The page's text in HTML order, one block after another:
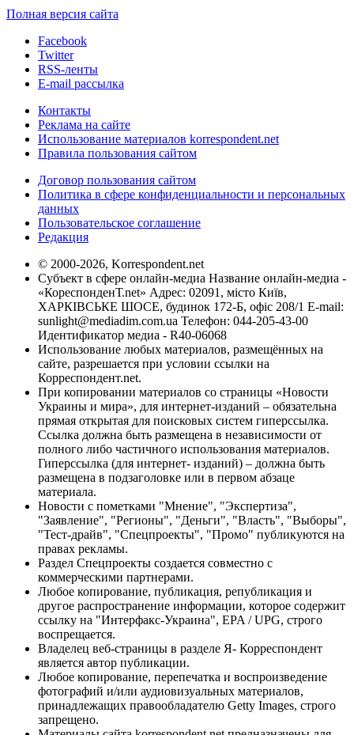
Полная версия сайта
Facebook
Twitter
RSS-ленты
E-mail рассылка
Контакты
Реклама на сайте
Использование материалов korrespondent.net
Правила пользования сайтом
Договор пользования сайтом
Политика в сфере конфиденциальности и персональных
данных
Пользовательское соглашение
Редакция
© 2000-2026, Korrespondent.net
Субъект в сфере онлайн-медиа Название онлайн-медиа -
«КореспонденТ.net» Адрес: 02091, місто Київ,
ХАРКІВСЬКЕ ШОСЕ, будинок 172-Б, офіс 208/1 E-mail:
sunlight@mediadim.com.ua Телефон: 044-205-43-00
Идентификатор медиа - R40-06068
Использование любых материалов, размещённых на
сайте, разрешается при условии ссылки на
Корреспондент.net.
При копировании материалов со страницы «Новости
Украины и мира», для интернет-изданий – обязательна
прямая открытая для поисковых систем гиперссылка.
Ссылка должна быть размещена в независимости от
полного либо частичного использования материалов.
Гиперссылка (для интернет- изданий) – должна быть
размещена в подзаголовке или в первом абзаце
материала.
Новости с пометками "Мнение", "Экспертиза",
"Заявление", "Регионы", "Деньги", "Власть", "Выборы",
"Тест-драйв", "Спецпроекты", "Промо" публикуются на
правах рекламы.
Раздел Спецпроекты создается совместно с
коммерческими партнерами.
Любое копирование, публикация, републикация и
другое распространение информации, которое содержит
ссылку на "Интерфакс-Украина", EPA / UPG, строго
воспрещается.
Владелец веб-страницы в разделе Я- Корреспондент
является автор публикации.
Любое копирование, перепечатка и воспроизведение
фотографий и/или аудиовизуальных материалов,
принадлежащих правообладателю Getty Images, строго
запрещено.